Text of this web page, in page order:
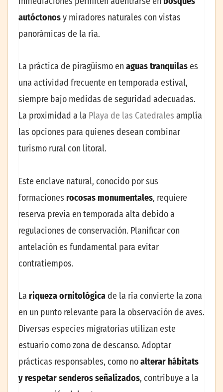
autóctonosy miradores naturales con vistas
panorámicas de la ría.
La práctica de piragüismo en aguas tranquilas es
una actividad frecuente en temporada estival,
siempre bajo medidas de seguridad adecuadas.
La proximidad a la Playa de las Catedrales amplía
las opciones para quienes desean combinar
turismo rural con litoral.
Este enclave natural, conocido por sus
formaciones rocosas monumentales, requiere
reserva previa en temporada alta debido a
regulaciones de conservación. Planificar con
antelación es fundamental para evitar
contratiempos.
La riqueza ornitológica de la ría convierte la zona
en un punto relevante para la observación de aves.
Diversas especies migratorias utilizan este
estuario como zona de descanso. Adoptar
prácticas responsables, como noalterar hábitats
y respetar senderos señalizados, contribuye a la